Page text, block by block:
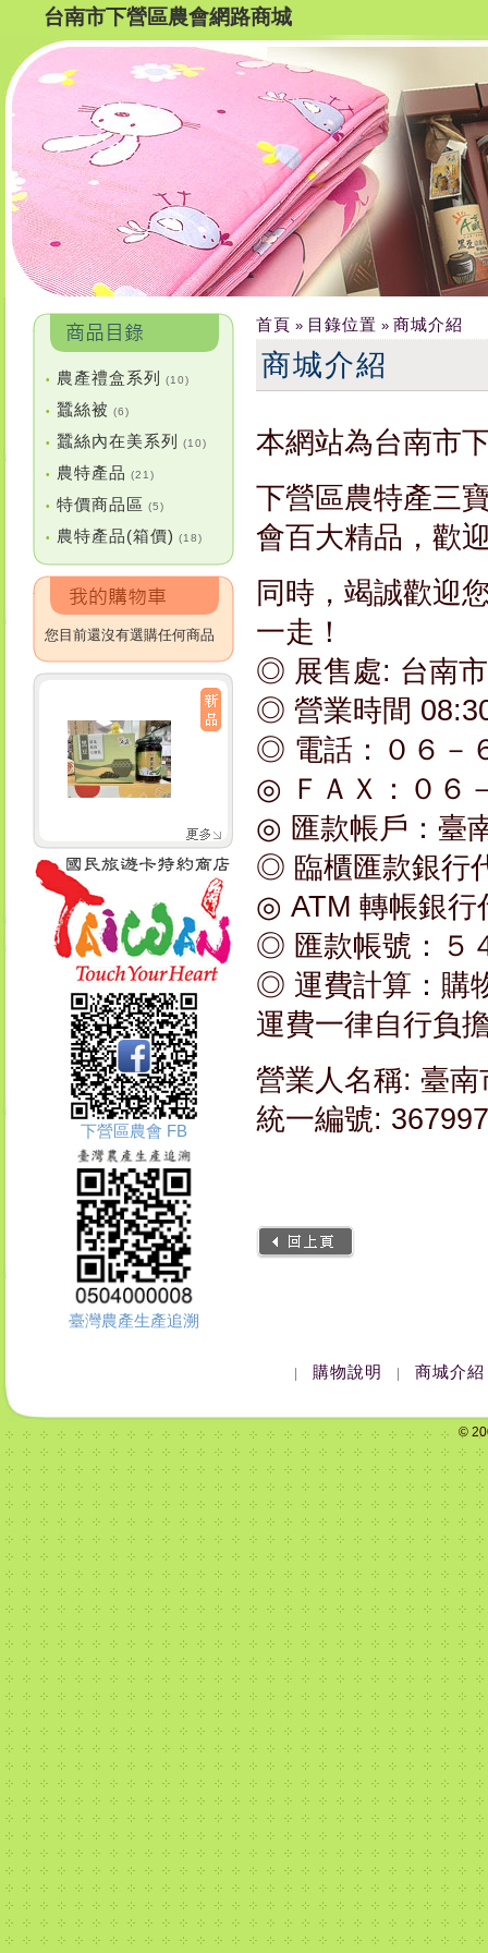
台南市下營區農會網路商城
• 農產禮盒系列 (10)
• 蠶絲被 (6)
• 蠶絲內在美系列 (10)
• 農特產品 (21)
• 特價商品區 (5)
• 農特產品(箱價) (18)
您目前還沒有選購任何商品
下營區農會 FB
臺灣農產生產追溯
首頁 » 目錄位置 » 商城介紹
商城介紹
本網站為台南市
下營區農特產三
會百大精品，歡
同時，竭誠歡迎
一走！
◎ 展售處: 台南
◎ 營業時間
◎ 電話：０６－
◎ ＦＡＸ：０６
◎ 匯款帳戶：臺
◎ 臨櫃匯款銀行
◎ ATM 轉帳銀行
◎ 匯款帳號：５
◎ 運費計算：購
運費一律自行負
營業人名稱: 臺
統一編號:
購物說明 商城介紹
©